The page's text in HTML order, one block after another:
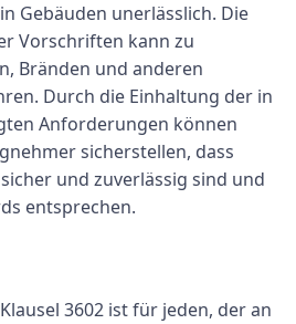
Gebäuden unerlässlich. Die
Vorschriften kann zu
Bränden und anderen
Durch die Einhaltung der in
Anforderungen können
sicherstellen, dass
und zuverlässig sind und
entsprechen.
3602 ist für jeden, der an